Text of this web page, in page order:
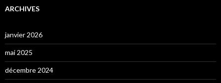
ARCHIVES
janvier 2026
mai 2025
décembre 2024